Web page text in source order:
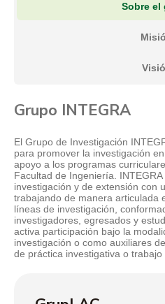
Sobre el
Grupo INTEGRA
El Grupo de Investigación
para promover la investigación
apoyo a los programas
Facultad de Ingeniería.
investigación y de extensión con
trabajando de manera articulada
líneas de investigación,
investigadores, egresados y
activa participación bajo la
investigación o como auxiliares
de práctica investigativa o trabajo